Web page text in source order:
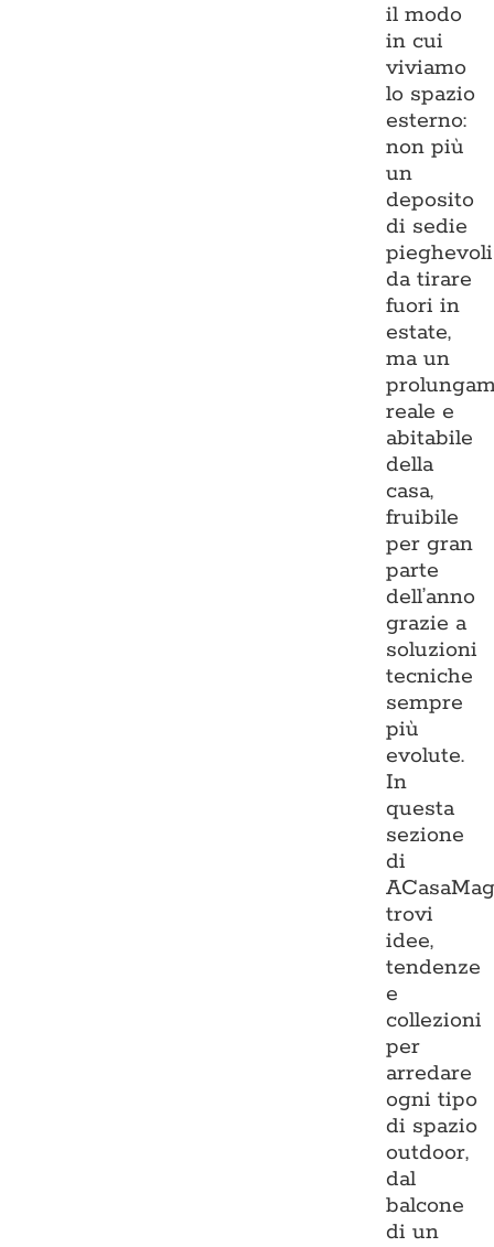
il modo
in cui
viviamo
lo spazio
esterno:
non più
un
deposito
di sedie
pieghevoli
da tirare
fuori in
estate,
ma un
reale e
abitabile
della
casa,
fruibile
per gran
parte
dell’anno
grazie a
soluzioni
tecniche
sempre
più
evolute.
In
questa
sezione
di
trovi
idee,
tendenze
e
collezioni
per
arredare
ogni tipo
di spazio
outdoor,
dal
balcone
di un